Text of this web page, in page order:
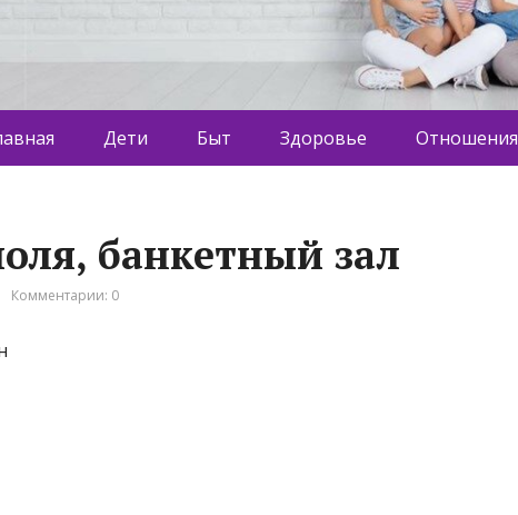
Дети Быт Здоровье Отношения
банкетный зал
Комментарии: 0